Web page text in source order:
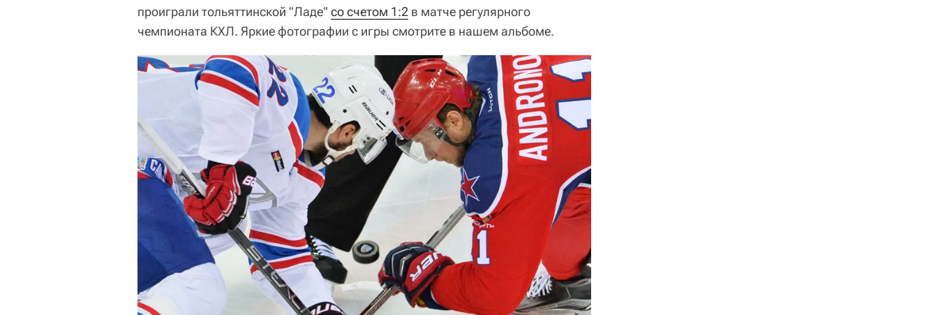
проиграли тольяттинской "Ладе" со счетом 1:2 в матче регулярного
чемпионата КХЛ. Яркие фотографии с игры смотрите в нашем альбоме.